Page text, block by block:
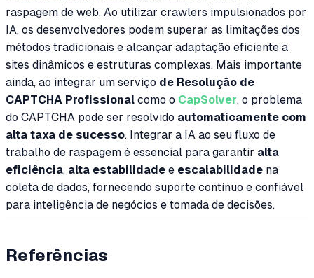
raspagem de web. Ao utilizar crawlers impulsionados por
IA, os desenvolvedores podem superar as limitações dos
métodos tradicionais e alcançar adaptação eficiente a
sites dinâmicos e estruturas complexas. Mais importante
ainda, ao integrar um serviço de Resolução de
CAPTCHA Profissional como o CapSolver, o problema
do CAPTCHA pode ser resolvido automaticamente com
alta taxa de sucesso. Integrar a IA ao seu fluxo de
trabalho de raspagem é essencial para garantir alta
eficiência, alta estabilidade e escalabilidade na
coleta de dados, fornecendo suporte contínuo e confiável
para inteligência de negócios e tomada de decisões.
Referências